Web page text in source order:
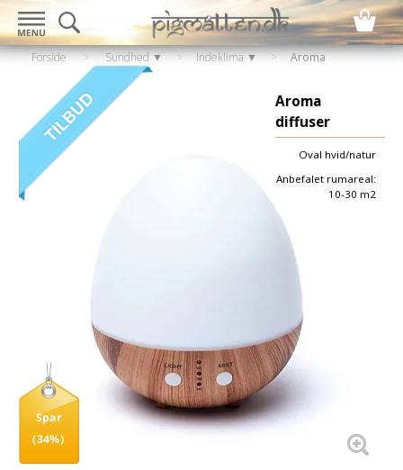
Forside > Sundhed ▼ > Indeklima ▼ >
Aroma
Aroma
diffuser
Oval hvid/natur
Anbefalet rumareal:
10-30 m2
Spar
(34%)